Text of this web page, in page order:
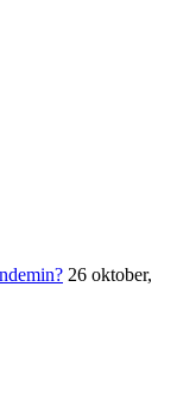
26 oktober,